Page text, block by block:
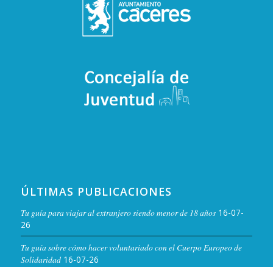
ÚLTIMAS PUBLICACIONES
Tu guía para viajar al extranjero siendo menor de 18 años 16-07-
26
Tu guía sobre cómo hacer voluntariado con el Cuerpo Europeo de
Solidaridad 16-07-26